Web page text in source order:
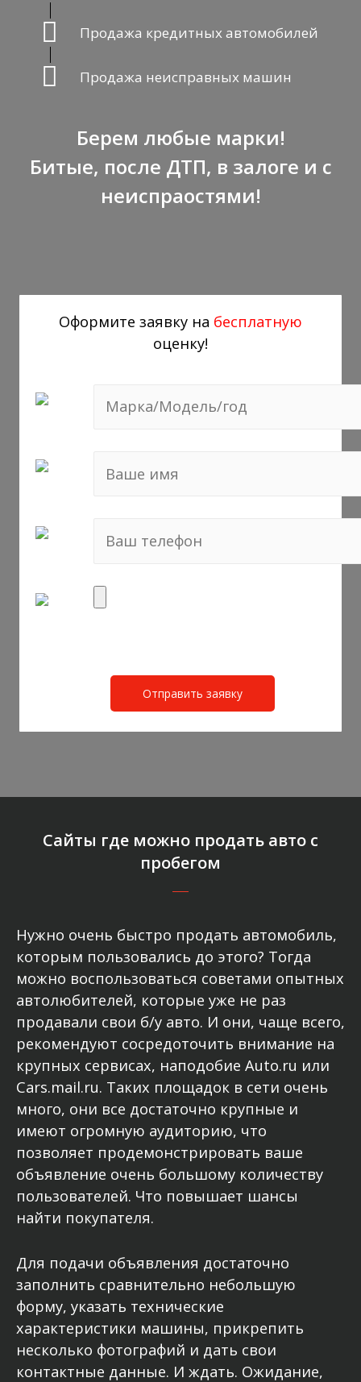
Продажа кредитных автомобилей
Продажа неисправных машин
Берем любые марки!
Битые, после ДТП, в залоге и с
неиспраостями!
Оформите заявку на бесплатную
оценку!
Сайты где можно продать авто с
пробегом
Нужно очень быстро продать автомобиль,
которым пользовались до этого? Тогда
можно воспользоваться советами опытных
автолюбителей, которые уже не раз
продавали свои б/у авто. И они, чаще всего,
рекомендуют сосредоточить внимание на
крупных сервисах, наподобие Auto.ru или
Cars.mail.ru. Таких площадок в сети очень
много, они все достаточно крупные и
имеют огромную аудиторию, что
позволяет продемонстрировать ваше
объявление очень большому количеству
пользователей. Что повышает шансы
найти покупателя.
Для подачи объявления достаточно
заполнить сравнительно небольшую
форму, указать технические
характеристики машины, прикрепить
несколько фотографий и дать свои
контактные данные. И ждать. Ожидание,